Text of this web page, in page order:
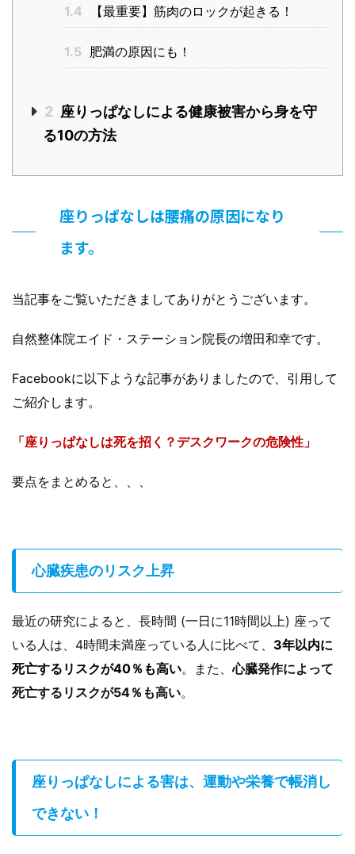
1.4 【最重要】筋肉のロックが起きる！
1.5 肥満の原因にも！
2 座りっぱなしによる健康被害から身を守
る10の方法
座りっぱなしは腰痛の原因になり
ます。
当記事をご覧いただきましてありがとうございます。
自然整体院エイド・ステーション院長の増田和幸です。
Facebookに以下ような記事がありましたので、引用して
ご紹介します。
「座りっぱなしは死を招く？デスクワークの危険性」
要点をまとめると、、、
心臓疾患のリスク上昇
最近の研究によると、長時間 (一日に11時間以上) 座って
いる人は、4時間未満座っている人に比べて、 3年以内に
死亡するリスクが40％も高い。また、心臓発作によって
死亡するリスクが54％も高い。
座りっぱなしによる害は、運動や栄養で帳消し
できない！